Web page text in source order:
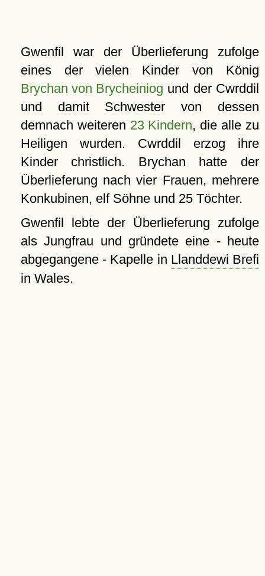
Gwenfil war der Überlieferung zufolge
eines der vielen Kinder von König
Brychan von Brycheiniog und der Cwrddil
und damit Schwester von dessen
demnach weiteren 23 Kindern, die alle zu
Heiligen wurden. Cwrddil erzog ihre
Kinder christlich. Brychan hatte der
Überlieferung nach vier Frauen, mehrere
Konkubinen, elf Söhne und 25 Töchter.
Gwenfil lebte der Überlieferung zufolge
als Jungfrau und gründete eine - heute
abgegangene - Kapelle in Llanddewi Brefi
in Wales.